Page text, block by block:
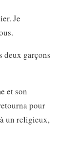
Je
garçons
et son
pour
un religieux,